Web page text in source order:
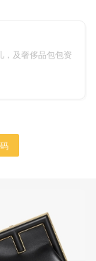
，及奢侈品包包资